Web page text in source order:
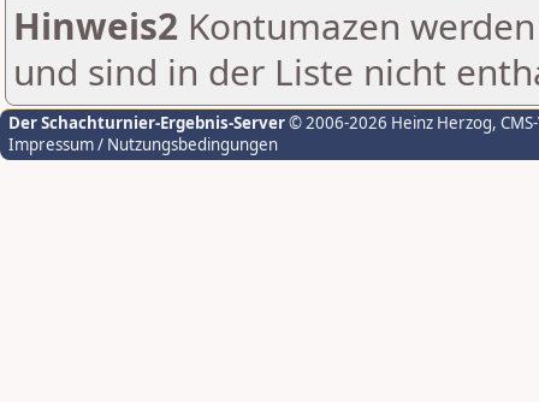
Hinweis2 Kontumazen
und sind in der Liste nicht
Der Schachturnier-Ergebnis-Server© 2006-2026 Heinz Herzog,
Impressum / Nutzungsbedingungen